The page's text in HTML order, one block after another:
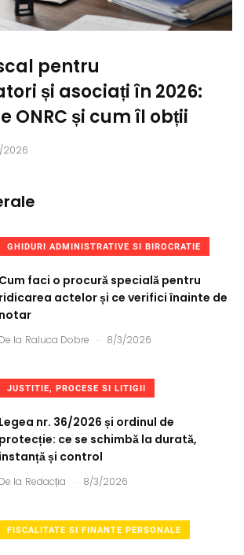
pentru
și asociați în 2026:
ONRC și cum îl obții
2026
GHIDURI ADMINISTRATIVE SI BIROCRATIE
Cum faci o procură specială pentru
ridicarea actelor și ce verifici înainte de
notar
De la Raluca Dobre . 8/3/2026
JUSTITIE, PROCESE SI LITIGII
Legea nr. 36/2026 și ordinul de
protecție: ce se schimbă la durată,
instanță și control
De la Redacția . 8/3/2026
FISCALITATE SI FINANTE PERSONALE